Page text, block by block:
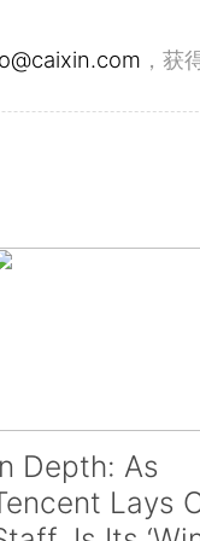
，获
Depth: As
Lays